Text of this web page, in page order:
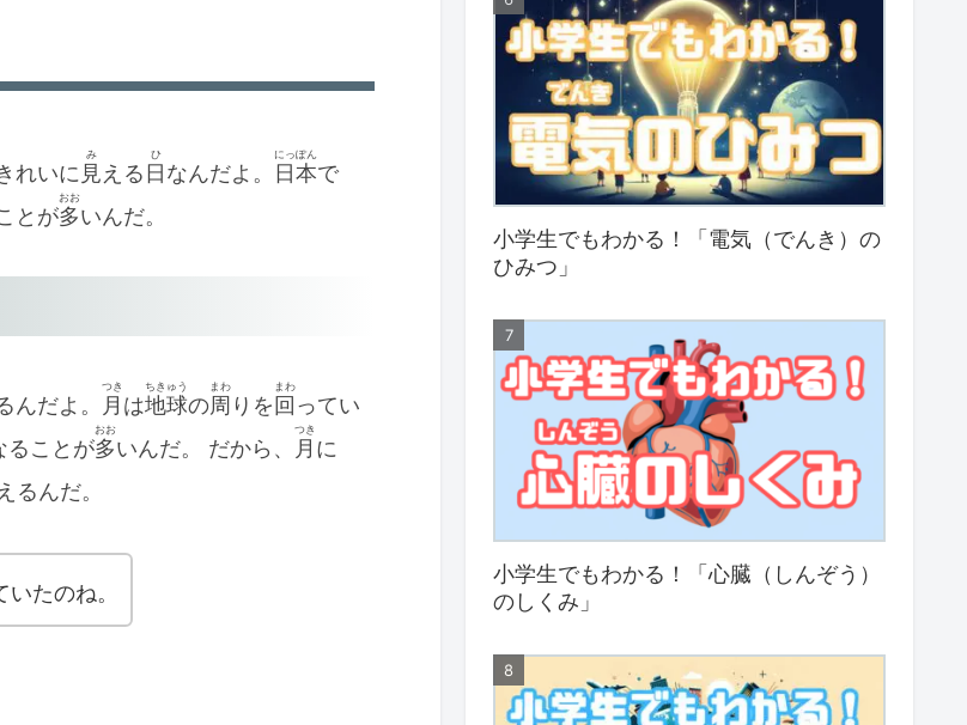
れいに 見
み
える日
ひ
なんだよ。 日本
にっぽん
で
とが多
おお
いんだ。
んだよ。 月
つき
は地球
ちきゅう
の周
まわ
りを 回
まわ
ってい
ることが多
おお
いんだ。 だから、 月
つき
に
えるんだ。
いたのね。
小学生でもわかる！「電気（でんき）の
ひみつ」
小学生でもわかる！「心臓（しんぞう）
のしくみ」